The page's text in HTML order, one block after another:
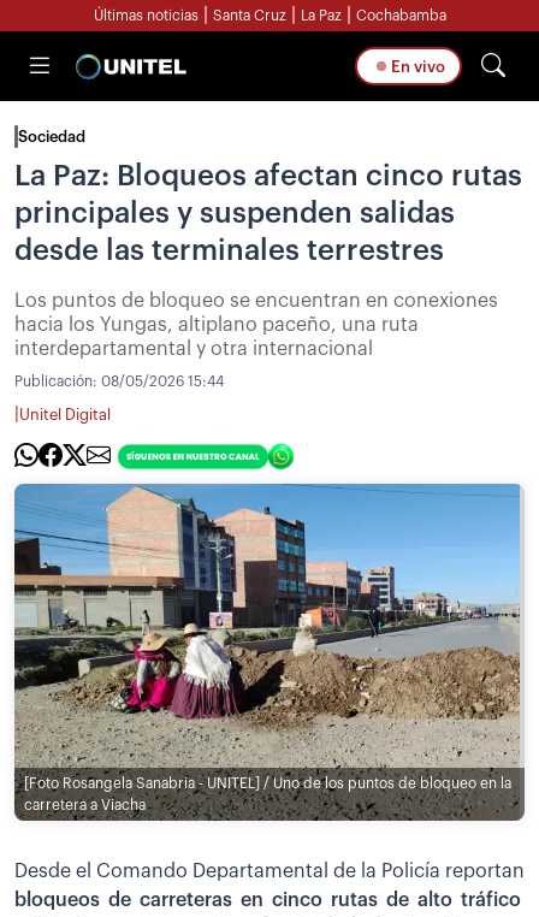
Últimas noticias Santa Cruz La Paz Cochabamba
En vivo
Sociedad
La Paz: Bloqueos afectan cinco rutas
principales y suspenden salidas
desde las terminales terrestres
Los puntos de bloqueo se encuentran en conexiones
hacia los Yungas, altiplano paceño, una ruta
interdepartamental y otra internacional
Publicación: 08/05/2026 15:44
Unitel Digital
[Foto Rosangela Sanabria - UNITEL] / Uno de los puntos de bloqueo en la
carretera a Viacha
Desde el Comando Departamental de la Policía reportan
bloqueos de carreteras en cinco rutas de alto tráfico